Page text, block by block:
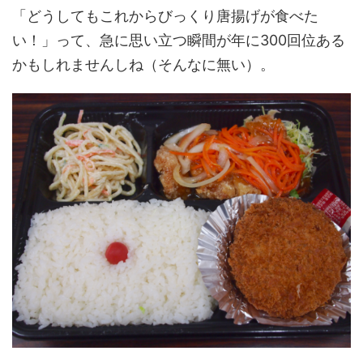
「どうしてもこれからびっくり唐揚げが食べた
い！」って、急に思い立つ瞬間が年に300回位ある
かもしれませんしね（そんなに無い）。